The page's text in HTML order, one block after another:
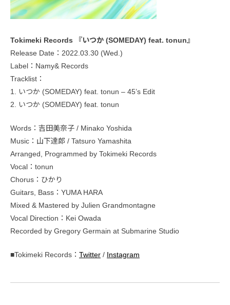
Tokimeki Records 『いつか (SOMEDAY) feat. tonun』
Release Date：2022.03.30 (Wed.)
Label：Namy& Records
Tracklist：
1. いつか (SOMEDAY) feat. tonun – 45’s Edit
2. いつか (SOMEDAY) feat. tonun
Words：吉田美奈子 / Minako Yoshida
Music：山下達郎 / Tatsuro Yamashita
Arranged, Programmed by Tokimeki Records
Vocal：tonun
Chorus：ひかり
Guitars, Bass：YUMA HARA
Mixed & Mastered by Julien Grandmontagne
Vocal Direction：Kei Owada
Recorded by Gregory Germain at Submarine Studio
■Tokimeki Records： Twitter / Instagram